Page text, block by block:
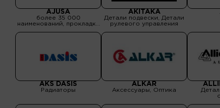
AJUSA
более 35 000
наименований, прокладки
AKITAKA
Детали подвески, Детали
рулевого управления
AKS DASIS
Радиаторы
ALKAR
Аксессуары, Оптика